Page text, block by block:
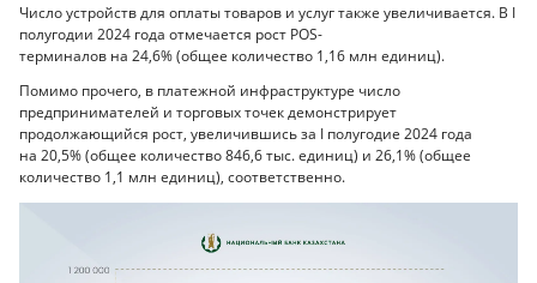
Число устройств для оплаты товаров и услуг также увеличивается. В I
полугодии 2024 года отмечается рост POS-
терминалов на 24,6% (общее количество 1,16 млн единиц).
Помимо прочего, в платежной инфраструктуре число
предпринимателей и торговых точек демонстрирует
продолжающийся рост, увеличившись за I полугодие 2024 года
на 20,5% (общее количество 846,6 тыс. единиц) и 26,1% (общее
количество 1,1 млн единиц), соответственно.